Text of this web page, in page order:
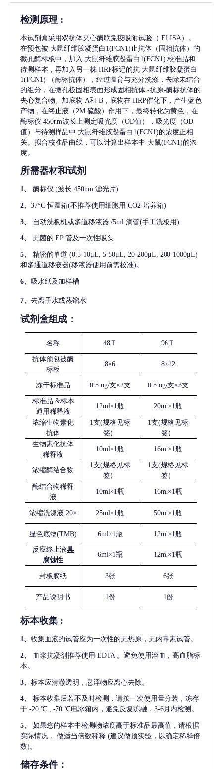
检测原理 :
本试剂盒采用双抗体夹心酶联免疫吸附试验（ ELISA）。
在预包被 大鼠纤维胶凝蛋白1(FCN1) 止抗体（固相抗体）的
微孔酶标板中，加入 大鼠纤维胶凝蛋白1(FCN1) 校准品和
待测样本，再加入另一株 HRP标记的抗 大鼠纤维胶凝蛋白
1(FCN1)
（酶标抗体），经过温育与充分洗涤，去除未结合
的组分，在微孔板固相表面形成固相抗体 -抗原-酶标抗体的
夹心复合物。加底物 A和 B，底物在 HRP催化下，产生蓝色
产物，在终止液（2M 硫酸）作用下，最终转化为黄色，在
酶标仪 450nm波长上测定吸光度（OD值），吸光度（OD
值）与待测样品中 大鼠纤维胶凝蛋白1(FCN1)的浓度正相
关。拟合校准品曲线，可以计算出样本中 大鼠(FCN1)的浓
度。
所需器材和试剂
1、 酶标仪 (波长 450nm 滤光片)
2、 37°C 恒温箱(不推荐使用细胞用 CO2 培养箱)
3、 自动洗板机或多道移液器 /5ml 滴管(手工洗板用)
4、 无菌的 EP 管及一次性吸头
5、 精密的单道 (0.5-10μL, 5-50μL, 20-200μL, 200-1000μL)
和多通道移液器(移液器使用前需校准)。
6、 吸水纸及加样槽
7、 去离子水或蒸馏水
试剂盒组成：
名称 48Ｔ 96Ｔ
抗体预包被酶
标板
8×6 8×12
冻干标准品 0.5 ng/支×2支 0.5 ng/支×3支
标准品 &标本
通用稀释液
12ml×1瓶 20ml×1瓶
浓缩生物素化
抗体
1支(规格见标
签）
1支(规格见标
签）
生物素化抗体
稀释液
10ml×1瓶 16ml×1瓶
浓缩酶结合物
1支(规格见标
签）
1支(规格见标
签）
酶结合物稀释
液
10ml×1瓶 16ml×1瓶
浓缩洗涤液 20× 25ml×1瓶 50ml×1瓶
显色底物(TMB) 6ml×1瓶 12ml×1瓶
反应终止液具
腐蚀性
6ml×1瓶 12ml×1瓶
封板胶纸 3张 6张
产品说明书 1份 1份
标本收集 :
1 、 收集血液的试管应为一次性的无热原，无内毒素试管。
2、 血浆抗凝剂推荐使用 EDTA 。避免使用溶血，高血脂标
本。
3、 标本应清澈透明，悬浮物应离心去除。
4、
标本收集后若不及时检测，请按一次使用量分装，冻存
于 -20 ℃ , -70 ℃电冰箱内，避免反复冻融，3-6月内检测。
5、
如果您的样本中检测物浓度高于标准品最高值，请根据
实际情况，
做适当倍数稀释 (建议做预实验，以确定稀释倍
数)。
储存条件：